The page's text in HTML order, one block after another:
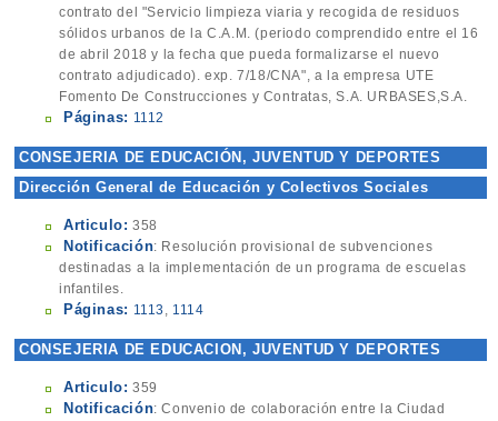
contrato del "Servicio limpieza viaria y recogida de residuos
sólidos urbanos de la C.A.M. (periodo comprendido entre el 16
de abril 2018 y la fecha que pueda formalizarse el nuevo
contrato adjudicado). exp. 7/18/CNA", a la empresa UTE
Fomento De Construcciones y Contratas, S.A. URBASES,S.A.
Páginas: 1112
CONSEJERIA DE EDUCACIÓN, JUVENTUD Y DEPORTES
Dirección General de Educación y Colectivos Sociales
Articulo: 358
Notificación: Resolución provisional de subvenciones
destinadas a la implementación de un programa de escuelas
infantiles.
Páginas: 1113 , 1114
CONSEJERIA DE EDUCACION, JUVENTUD Y DEPORTES
Articulo: 359
Notificación: Convenio de colaboración entre la Ciudad